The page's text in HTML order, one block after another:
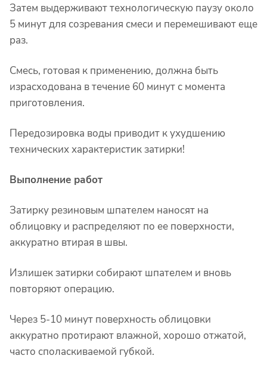
Затем выдерживают технологическую паузу около
5 минут для созревания смеси и перемешивают еще
раз.
Смесь, готовая к применению, должна быть
израсходована в течение 60 минут с момента
приготовления.
Передозировка воды приводит к ухудшению
технических характеристик затирки!
Выполнение работ
Затирку резиновым шпателем наносят на
облицовку и распределяют по ее поверхности,
аккуратно втирая в швы.
Излишек затирки собирают шпателем и вновь
повторяют операцию.
Через 5-10 минут поверхность облицовки
аккуратно протирают влажной, хорошо отжатой,
часто споласкиваемой губкой.